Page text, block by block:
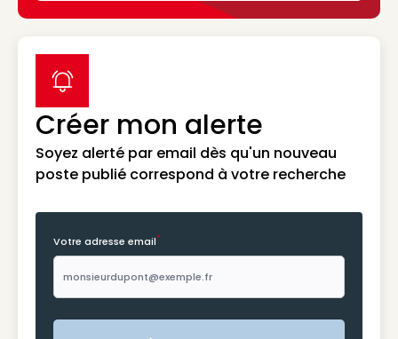
Créer mon alerte
Soyez alerté par email dès qu'un nouveau
poste publié correspond à votre recherche
label icon
Votre adresse email*